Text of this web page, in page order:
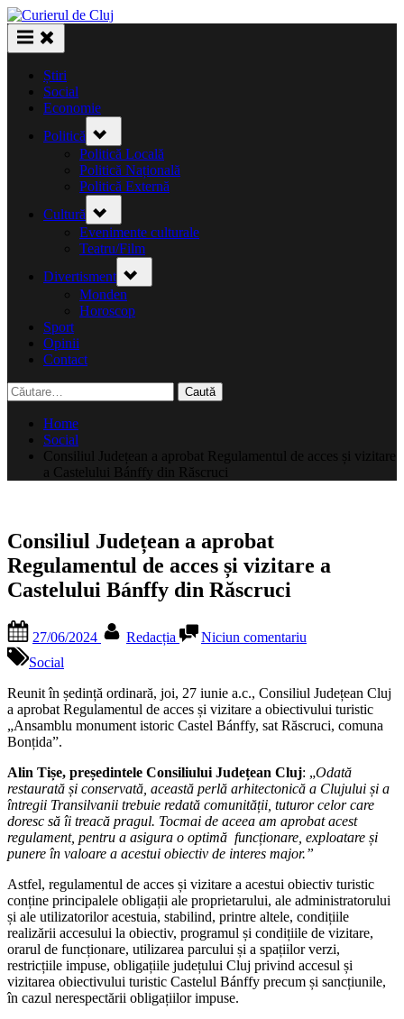
Skip
to
content
Știri
Social
Economie
Politică
sub-
menu
Politică Locală
Politică Națională
Politică Externă
Cultură
sub-
menu
Evenimente culturale
Teatru/Film
Divertisment sub-
menu
Monden
Horoscop
Sport
Opinii
Contact
Caută
după:
Home
Social
Consiliul Județean a aprobat Regulamentul de acces și vizitare
a Castelului Bánffy din Răscruci
Consiliul Județean a aprobat
Regulamentul de acces și vizitare a
Castelului Bánffy din Răscruci
on
27/06/2024 Redacția Niciun comentariuConsiliul
aprobat
Regulamentul
de
vizitare
a
Castelului
Bánffy
din
Răscruci
Social
Reunit în ședință ordinară, joi, 27 iunie a.c., Consiliul Județean Cluj
a aprobat Regulamentul de acces și vizitare a obiectivului turistic
„Ansamblu monument istoric Castel Bánffy, sat Răscruci, comuna
Bonțida”.
Alin Tișe, președintele Consiliului Județean Cluj: „Odată
restaurată și conservată, această perlă arhitectonică a Clujului și a
întregii Transilvanii trebuie redată comunității, tuturor celor care
doresc să îi treacă pragul. Tocmai de aceea am aprobat acest
regulament, pentru a asigura o optimă funcționare, exploatare și
punere în valoare a acestui obiectiv de interes major.”
Astfel, regulamentul de acces și vizitare a acestui obiectiv turistic
conține principalele obligații ale proprietarului, ale administratorului
și ale utilizatorilor acestuia, stabilind, printre altele, condițiile
realizării accesului la obiectiv, programul și condițiile de vizitare,
orarul de funcționare, utilizarea parcului și a spațiilor verzi,
restricțiile impuse, obligațiile județului Cluj privind accesul și
vizitarea obiectivului turistic Castelul Bánffy precum și sancțiunile,
în cazul nerespectării obligațiilor impuse.